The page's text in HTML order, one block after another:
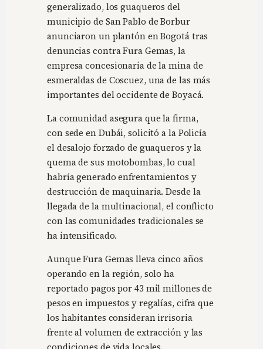
generalizado, los guaqueros del
municipio de San Pablo de Borbur
anunciaron un plantón en Bogotá tras
denuncias contra Fura Gemas, la
empresa concesionaria de la mina de
esmeraldas de Coscuez, una de las más
importantes del occidente de Boyacá.
La comunidad asegura que la firma,
con sede en Dubái, solicitó a la Policía
el desalojo forzado de guaqueros y la
quema de sus motobombas, lo cual
habría generado enfrentamientos y
destrucción de maquinaria. Desde la
llegada de la multinacional, el conflicto
con las comunidades tradicionales se
ha intensificado.
Aunque Fura Gemas lleva cinco años
operando en la región, solo ha
reportado pagos por 43 mil millones de
pesos en impuestos y regalías, cifra que
los habitantes consideran irrisoria
frente al volumen de extracción y las